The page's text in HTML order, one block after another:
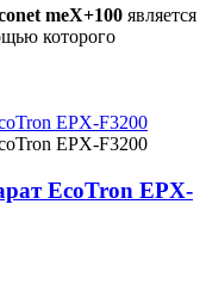
meX+100 является
которого
EcoTron EPX-